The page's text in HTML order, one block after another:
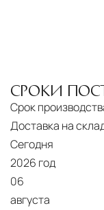
СРОКИ
Срок
Доставка на
Сегодня
2026 год
06
августа